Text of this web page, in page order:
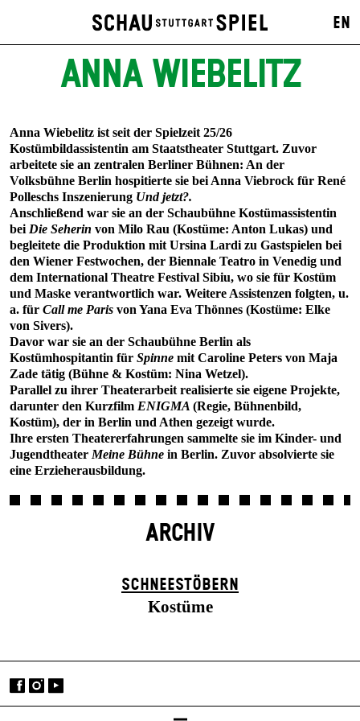
EN
ANNA WIEBELITZ
Anna Wiebelitz ist seit der Spielzeit 25/26
Kostümbildassistentin am Staatstheater Stuttgart. Zuvor
arbeitete sie an zentralen Berliner Bühnen: An der
Volksbühne Berlin hospitierte sie bei Anna Viebrock für René
Polleschs Inszenierung Und jetzt?.
Anschließend war sie an der Schaubühne Kostümassistentin
bei Die Seherin von Milo Rau (Kostüme: Anton Lukas) und
begleitete die Produktion mit Ursina Lardi zu Gastspielen bei
den Wiener Festwochen, der Biennale Teatro in Venedig und
dem International Theatre Festival Sibiu, wo sie für Kostüm
und Maske verantwortlich war. Weitere Assistenzen folgten, u.
a. für Call me Paris von Yana Eva Thönnes (Kostüme: Elke
von Sivers).
Davor war sie an der Schaubühne Berlin als
Kostümhospitantin für Spinne mit Caroline Peters von Maja
Zade tätig (Bühne & Kostüm: Nina Wetzel).
Parallel zu ihrer Theaterarbeit realisierte sie eigene Projekte,
darunter den Kurzfilm ENIGMA (Regie, Bühnenbild,
Kostüm), der in Berlin und Athen gezeigt wurde.
Ihre ersten Theatererfahrungen sammelte sie im Kinder- und
Jugendtheater Meine Bühne in Berlin. Zuvor absolvierte sie
eine Erzieherausbildung.
ARCHIV
SCHNEE­STÖBERN
Kostüme